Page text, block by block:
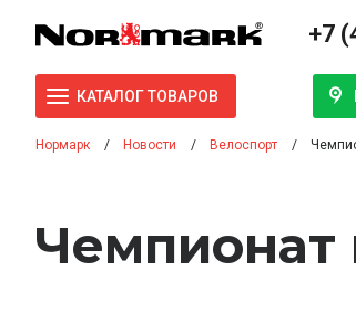
+7
КАТАЛОГ ТОВАРОВ
Нормарк Новости Велоспорт
Чемпионат